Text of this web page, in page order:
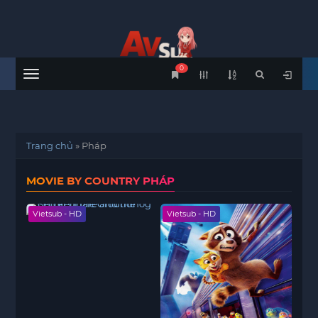
Menu
0
Trang chủ » Pháp
MOVIE BY COUNTRY PHÁP
Vietsub - HD Vietsub - HD